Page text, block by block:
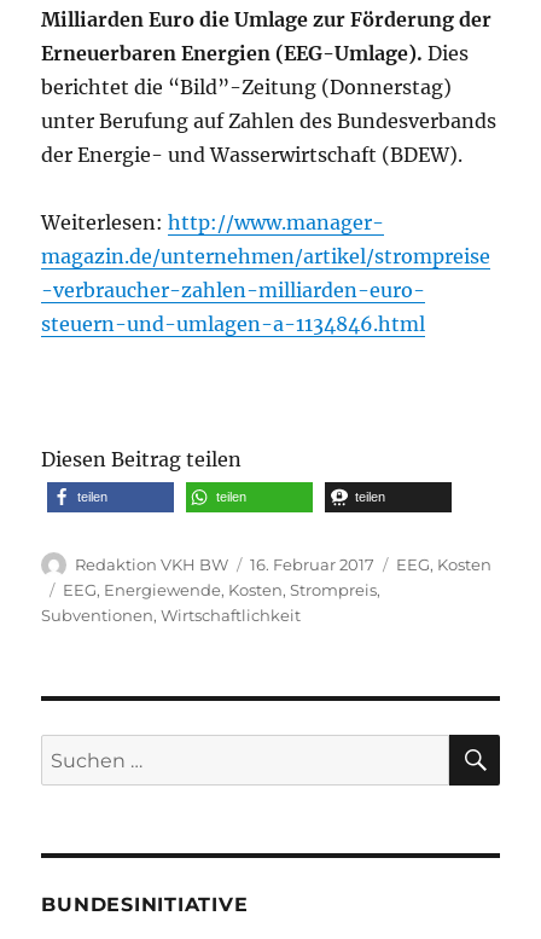
Milliarden Euro die Umlage zur Förderung der
Erneuerbaren Energien (EEG-Umlage). Dies
berichtet die “Bild”-Zeitung (Donnerstag)
unter Berufung auf Zahlen des Bundesverbands
der Energie- und Wasserwirtschaft (BDEW).
Weiterlesen:http://www.manager-
magazin.de/unternehmen/artikel/strompreise
-verbraucher-zahlen-milliarden-euro-
steuern-und-umlagen-a-1134846.html
Diesen Beitrag teilen
teilen teilen teilen
Autor
Redaktion VKH BW
Veröffentlicht
am
16. Februar 2017 Kategorien
EEG, Kosten
Schlagwörter
EEG, Energiewende, Kosten,Strompreis,
Subventionen,Wirtschaftlichkeit
Suche
nach:
BUNDESINITIATIVE